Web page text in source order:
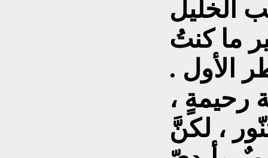
ما كنتُ
الأول .
رحيمةٍ ،
، لكنَّ